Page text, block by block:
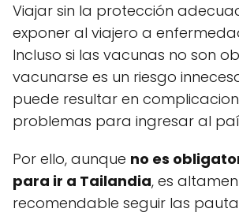
Viajar sin la protección
exponer al viajero a
Incluso si las vacunas no son
vacunarse es un riesgo
puede resultar en
problemas para ingresar al
Por ello, aunque no es
para ir a Tailandia, es
recomendable seguir las